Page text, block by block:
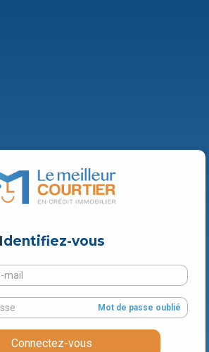
Identifiez-vous
Mot de passe oublié
Connectez-vous